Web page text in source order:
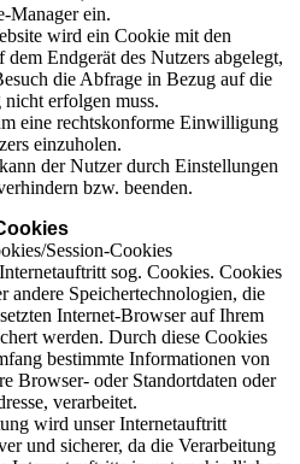
Manager ein.
wird ein Cookie mit den
Endgerät des Nutzers abgelegt,
die Abfrage in Bezug auf die
erfolgen muss.
eine rechtskonforme Einwilligung
einzuholen.
der Nutzer durch Einstellungen
bzw. beenden.
Session-Cookies
sog. Cookies. Cookies
andere Speichertechnologien, die
Internet-Browser auf Ihrem
werden. Durch diese Cookies
bestimmte Informationen von
Browser- oder Standortdaten oder
verarbeitet.
wird unser Internetauftritt
und sicherer, da die Verarbeitung